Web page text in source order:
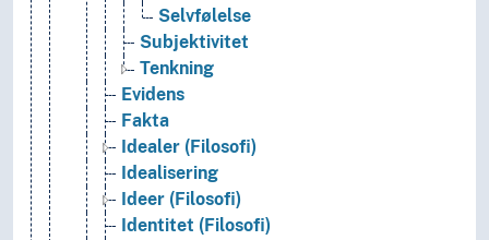
Selvfølelse
Subjektivitet
Tenkning
Evidens
Fakta
Idealer (Filosofi)
Idealisering
Ideer (Filosofi)
Identitet (Filosofi)